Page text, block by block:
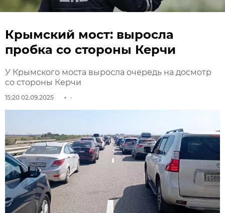
Крымский мост: выросла
пробка со стороны Керчи
У Крымского моста выросла очередь на досмотр
со стороны Керчи
15:20 02.09.2025